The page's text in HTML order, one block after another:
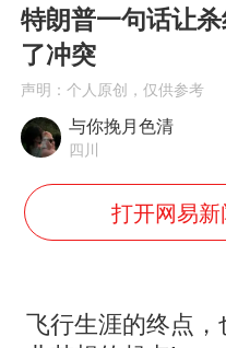
上
特朗普一句话让
了冲突
声明：个人原创，仅供参考
与你挽月色清
四川
打开网易
飞行生涯的终点，